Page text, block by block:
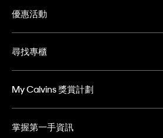
優惠活動
尋找專櫃
My Calvins 獎賞計劃
掌握第一手資訊